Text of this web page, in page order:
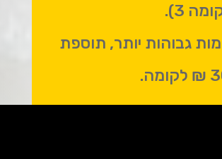
3).
גבוהות יותר, תוספת